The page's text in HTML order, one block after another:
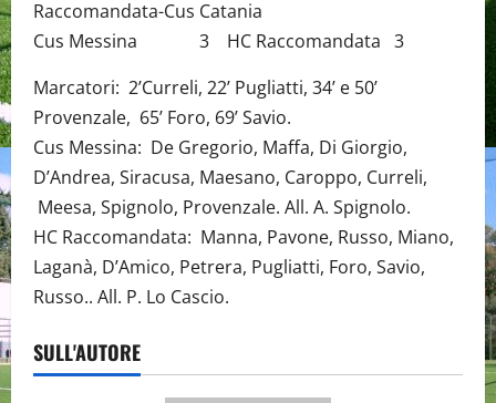
Raccomandata-Cus Catania
Cus Messina 3 HC Raccomandata 3
Marcatori: 2’Curreli, 22’ Pugliatti, 34’ e 50’
Provenzale, 65’ Foro, 69’ Savio.
Cus Messina: De Gregorio, Maffa, Di Giorgio,
D’Andrea, Siracusa, Maesano, Caroppo, Curreli,
Meesa, Spignolo, Provenzale. All. A. Spignolo.
HC Raccomandata: Manna, Pavone, Russo, Miano,
Laganà, D’Amico, Petrera, Pugliatti, Foro, Savio,
Russo.. All. P. Lo Cascio.
SULL'AUTORE